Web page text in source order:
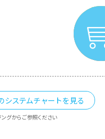
システムチャートを見る
グからご参照ください